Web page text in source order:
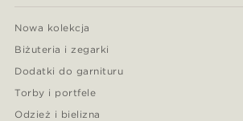
Nowa kolekcja
Biżuteria i zegarki
Dodatki do garnituru
Torby i portfele
Odzież i bielizna